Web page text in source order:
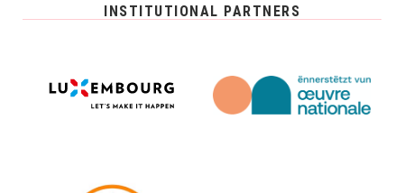
INSTITUTIONAL PARTNERS